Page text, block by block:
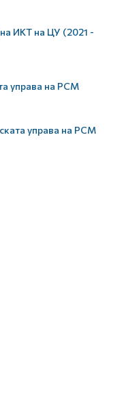
ИКТ на ЦУ (2021 -
управа на РСМ
управа на РСМ